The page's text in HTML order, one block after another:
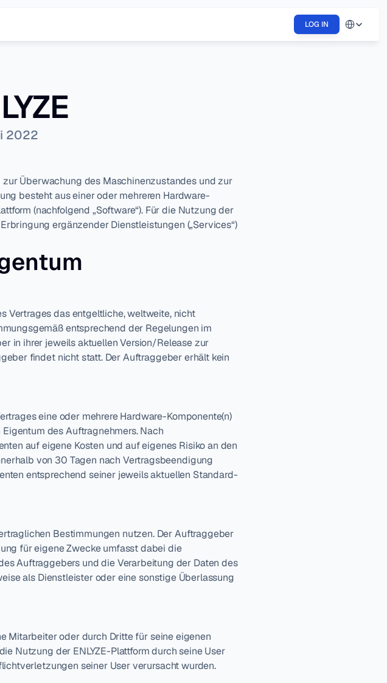
LOG IN
Select
2022
zur Überwachung des Maschinenzustandes und zur
besteht aus einer oder mehreren Hardware-
(nachfolgend „Software“). Für die Nutzung der
ergänzender Dienstleistungen („Services“)
Vertrages das entgeltliche, weltweite, nicht
entsprechend der Regelungen im
in ihrer jeweils aktuellen Version/Release zur
findet nicht statt. Der Auftraggeber erhält kein
eine oder mehrere Hardware-Komponente(n)
des Auftragnehmers. Nach
auf eigene Kosten und auf eigenes Risiko an den
von 30 Tagen nach Vertragsbeendigung
entsprechend seiner jeweils aktuellen Standard-
Bestimmungen nutzen. Der Auftraggeber
für eigene Zwecke umfasst dabei die
Auftraggebers und die Verarbeitung der Daten des
als Dienstleister oder eine sonstige Überlassung
Mitarbeiter oder durch Dritte für seine eigenen
Nutzung der ENLYZE-Plattform durch seine User
seiner User verursacht wurden.